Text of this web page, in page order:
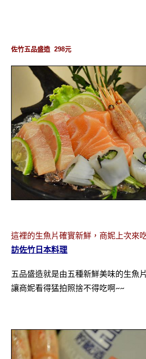
佐竹五品盛造 298元
這裡的生魚片確實新鮮，商妮上次來
訪佐竹日本料理
五品盛造就是由五種新鮮美味的生魚
讓商妮看得猛拍照捨不得吃啊~~